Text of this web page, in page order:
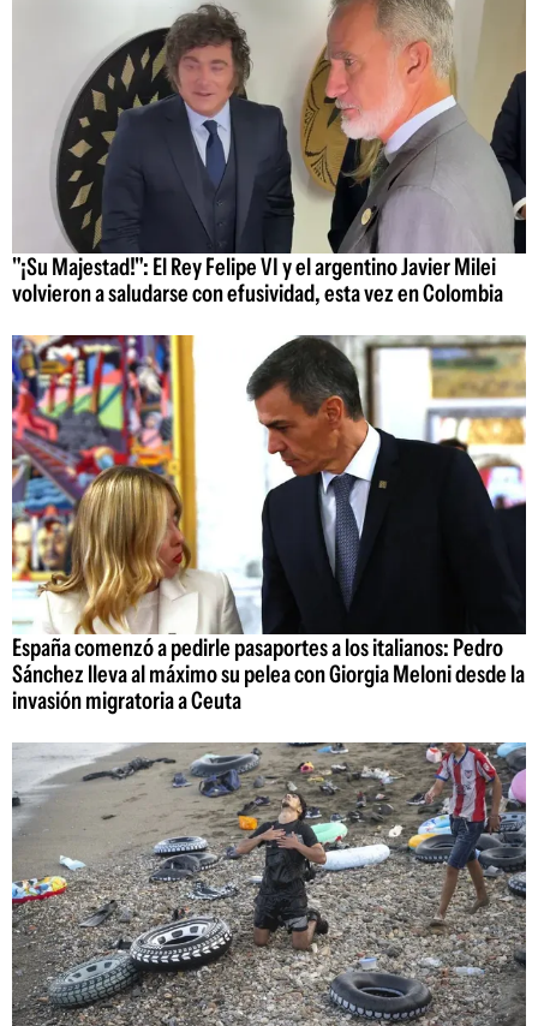
"¡Su Majestad!": El Rey Felipe VI y el argentino Javier Milei
volvieron a saludarse con efusividad, esta vez en Colombia
España comenzó a pedirle pasaportes a los italianos: Pedro
Sánchez lleva al máximo su pelea con Giorgia Meloni desde la
invasión migratoria a Ceuta